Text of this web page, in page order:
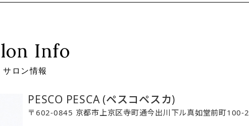
Info
サロン情報
PESCO PESCA (ペスコペスカ)
〒602-0845 京都市上京区寺町通今出川下ル真如堂前町100-2